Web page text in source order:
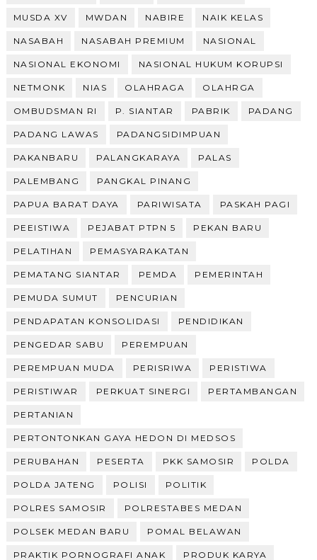
MUSDA XV MWDAN NABIRE NAIK KELAS
NASABAH NASABAH PREMIUM NASIONAL
NASIONAL EKONOMI NASIONAL HUKUM KORUPSI
NETMONK NIAS OLAHRAGA OLAHRGA
OMBUDSMAN RI P. SIANTAR PABRIK PADANG
PADANG LAWAS PADANGSIDIMPUAN
PAKANBARU PALANGKARAYA PALAS
PALEMBANG PANGKAL PINANG
PAPUA BARAT DAYA PARIWISATA PASKAH PAGI
PEEISTIWA PEJABAT PTPN 5 PEKAN BARU
PELATIHAN PEMASYARAKATAN
PEMATANG SIANTAR PEMDA PEMERINTAH
PEMUDA SUMUT PENCURIAN
PENDAPATAN KONSOLIDASI PENDIDIKAN
PENGEDAR SABU PEREMPUAN
PEREMPUAN MUDA PERISRIWA PERISTIWA
PERISTIWAR PERKUAT SINERGI PERTAMBANGAN
PERTANIAN
PERTONTONKAN GAYA HEDON DI MEDSOS
PERUBAHAN PESERTA PKK SAMOSIR POLDA
POLDA JATENG POLISI POLITIK
POLRES SAMOSIR POLRESTABES MEDAN
POLSEK MEDAN BARU POMAL BELAWAN
PRAKTIK PORNOGRAFI ANAK PRODUK KARYA